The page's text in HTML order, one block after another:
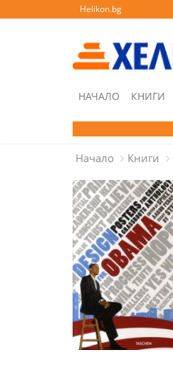
Helikon.bg
НАЧАЛО КНИГИ
Начало Книги